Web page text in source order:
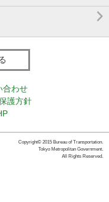

合わせ
護方針
Copyright© 2015 Bureau of Transportation.
Tokyo Metropolitan Government.
All Rights Reserved.